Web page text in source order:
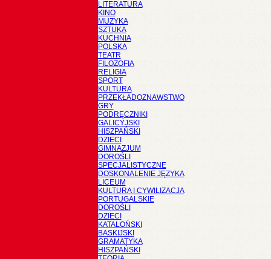
LITERATURA
KINO
MUZYKA
SZTUKA
KUCHNIA
POLSKA
TEATR
FILOZOFIA
RELIGIA
SPORT
KULTURA
PRZEKŁADOZNAWSTWO
GRY
PODRĘCZNIKI
GALICYJSKI
HISZPAŃSKI
DZIECI
GIMNAZJUM
DOROŚLI
SPECJALISTYCZNE
DOSKONALENIE JĘZYKA
LICEUM
KULTURA I CYWILIZACJA
PORTUGALSKIE
DOROŚLI
DZIECI
KATALOŃSKI
BASKIJSKI
GRAMATYKA
HISZPAŃSKI